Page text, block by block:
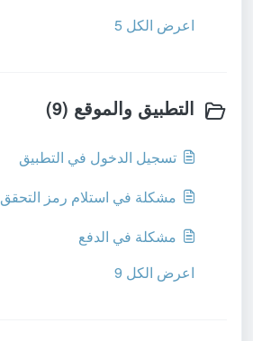
اعرض الكل 5
التطبيق والموقع (9)
تسجيل الدخول في التطبيق
مشكلة في استلام رمز التحقق
مشكلة في الدفع
اعرض الكل 9